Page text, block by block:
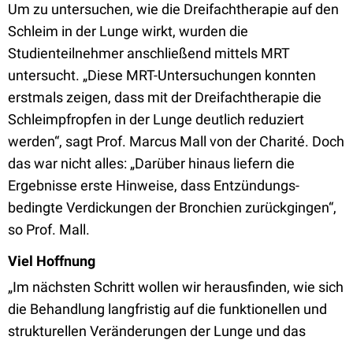
Um zu untersuchen, wie die Dreifachtherapie auf den
Schleim in der Lunge wirkt, wurden die
Studienteilnehmer anschließend mittels MRT
untersucht. „Diese MRT-Untersuchungen konnten
erstmals zeigen, dass mit der Dreifachtherapie die
Schleimpfropfen in der Lunge deutlich reduziert
werden“, sagt Prof. Marcus Mall von der Charité. Doch
das war nicht alles: „Darüber hinaus liefern die
Ergebnisse erste Hinweise, dass Entzündungs-
bedingte Verdickungen der Bronchien zurückgingen“,
so Prof. Mall.
Viel Hoffnung
„Im nächsten Schritt wollen wir herausfinden, wie sich
die Behandlung langfristig auf die funktionellen und
strukturellen Veränderungen der Lunge und das